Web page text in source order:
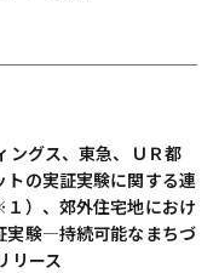
ングス、東急、ＵＲ都
の実証実験に関する連
）、郊外住宅地におけ
実験―持続可能なまちづ
リース